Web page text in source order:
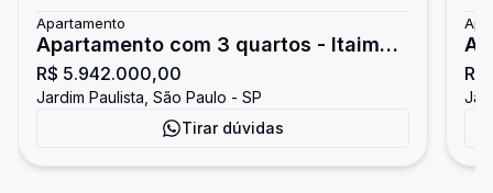
Apartamento
Apartamento com 3 quartos - Itaim
Bibi
R$ 5.942.000,00
Jardim Paulista, São Paulo - SP
Tirar dúvidas